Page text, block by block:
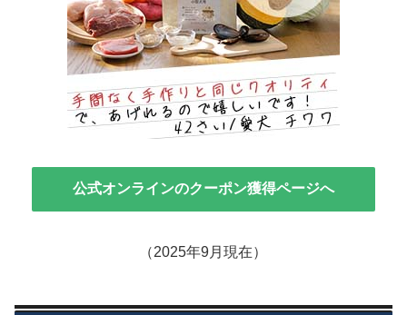
公式オンラインのクーポン獲得ページへ
（2025年9月現在）